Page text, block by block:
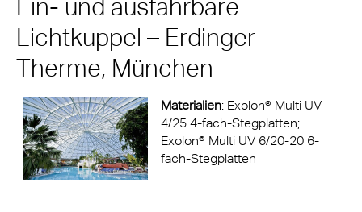
Lichtkuppel – Erdinger
Therme, München
Materialien: Exolon® Multi UV
4/25 4-fach-Stegplatten;
Exolon® Multi UV 6/20-20 6-
fach-Stegplatten